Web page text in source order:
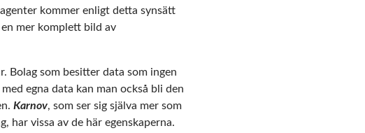
kommer enligt detta synsätt
mer komplett bild av
Bolag som besitter data som ingen
egna data kan man också bli den
Karnov, som ser sig själva mer som
har vissa av de här egenskaperna.